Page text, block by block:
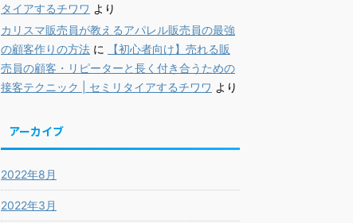
タイアするチワワ より
カリスマ販売員が教えるアパレル販売員の最強
の顧客作りの方法 に
【初心者向け】売れる販
売員の顧客・リピーターと長く付き合うための
接客テクニック | セミリタイアするチワワ より
アーカイブ
2022年8月
2022年3月